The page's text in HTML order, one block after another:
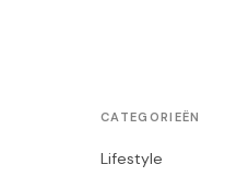
CATEGORIEËN
Lifestyle